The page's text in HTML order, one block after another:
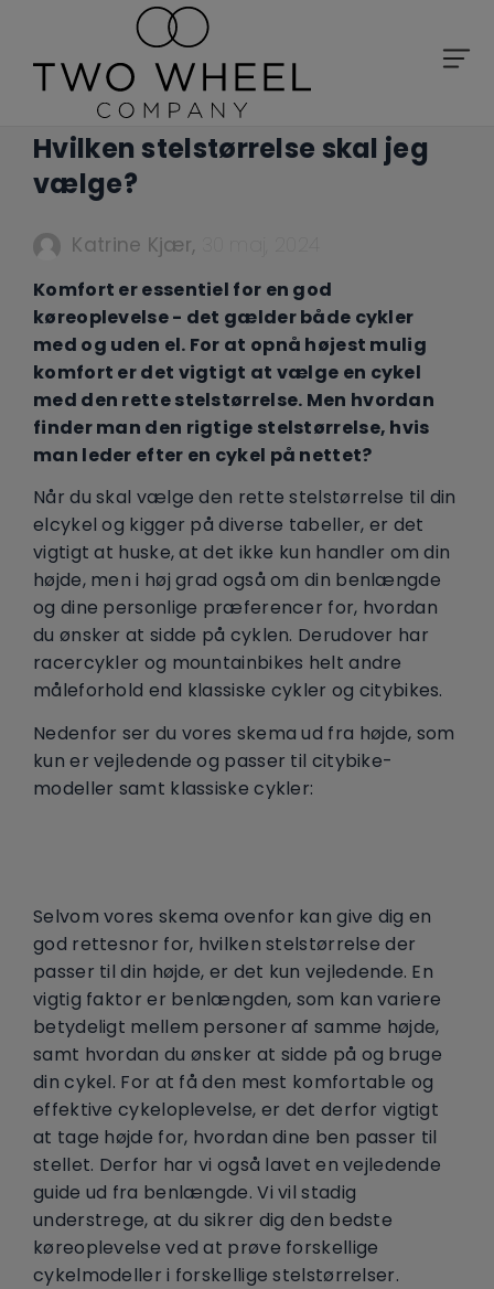
Hvilken stelstørrelse skal jeg
vælge?
Katrine Kjær,
Komfort er essentiel for en god
køreoplevelse - det gælder både cykler
med og uden el. For at opnå højest mulig
komfort er det vigtigt at vælge en cykel
med den rette stelstørrelse. Men hvordan
finder man den rigtige stelstørrelse, hvis
man leder efter en cykel på nettet?
Når du skal vælge den rette stelstørrelse til din
elcykel og kigger på diverse tabeller, er det
vigtigt at huske, at det ikke kun handler om din
højde, men i høj grad også om din benlængde
og dine personlige præferencer for, hvordan
du ønsker at sidde på cyklen. Derudover har
racercykler og mountainbikes helt andre
måleforhold end klassiske cykler og citybikes.
Nedenfor ser du vores skema ud fra højde, som
kun er vejledende og passer til citybike-
modeller samt klassiske cykler:
Selvom vores skema ovenfor kan give dig en
god rettesnor for, hvilken stelstørrelse der
passer til din højde, er det kun vejledende. En
vigtig faktor er benlængden, som kan variere
betydeligt mellem personer af samme højde,
samt hvordan du ønsker at sidde på og bruge
din cykel. For at få den mest komfortable og
effektive cykeloplevelse, er det derfor vigtigt
at tage højde for, hvordan dine ben passer til
stellet. Derfor har vi også lavet en vejledende
guide ud fra benlængde. Vi vil stadig
understrege, at du sikrer dig den bedste
køreoplevelse ved at prøve forskellige
cykelmodeller i forskellige stelstørrelser.